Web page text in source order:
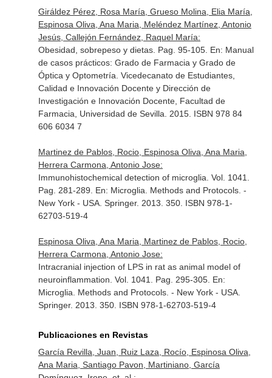
Giráldez Pérez, Rosa María, Grueso Molina, Elia María,
Espinosa Oliva, Ana Maria, Meléndez Martínez, Antonio
Jesús, Callejón Fernández, Raquel María:
Obesidad, sobrepeso y dietas. Pag. 95-105. En: Manual
de casos prácticos: Grado de Farmacia y Grado de
Óptica y Optometría . Vicedecanato de Estudiantes,
Calidad e Innovación Docente y Dirección de
Investigación e Innovación Docente, Facultad de
Farmacia, Universidad de Sevilla. 2015. ISBN 978 84
606 6034 7
Martinez de Pablos, Rocio, Espinosa Oliva, Ana Maria,
Herrera Carmona, Antonio Jose:
Immunohistochemical detection of microglia. Vol. 1041.
Pag. 281-289. En: Microglia. Methods and Protocols. -
New York - USA. Springer. 2013. 350. ISBN 978-1-
62703-519-4
Espinosa Oliva, Ana Maria, Martinez de Pablos, Rocio,
Herrera Carmona, Antonio Jose:
Intracranial injection of LPS in rat as animal model of
neuroinflammation. Vol. 1041. Pag. 295-305. En:
Microglia. Methods and Protocols. - New York - USA.
Springer. 2013. 350. ISBN 978-1-62703-519-4
Publicaciones en Revistas
García Revilla, Juan, Ruiz Laza, Rocío, Espinosa Oliva,
Ana Maria, Santiago Pavon, Martiniano, García